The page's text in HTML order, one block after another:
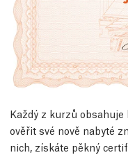
Každý z kurzů
ověřit své nově nabyté
nich, získáte pěkný